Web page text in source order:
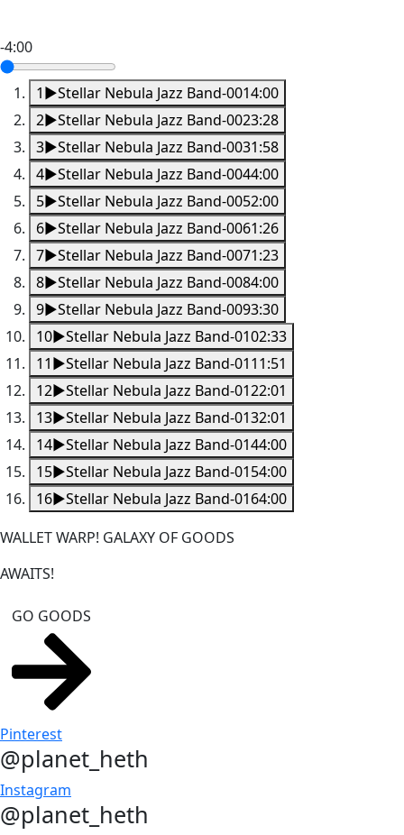
-4:00
1▶Stellar Nebula Jazz Band-0014:00
2▶Stellar Nebula Jazz Band-0023:28
3▶Stellar Nebula Jazz Band-0031:58
4▶Stellar Nebula Jazz Band-0044:00
5▶Stellar Nebula Jazz Band-0052:00
6▶Stellar Nebula Jazz Band-0061:26
7▶Stellar Nebula Jazz Band-0071:23
8▶Stellar Nebula Jazz Band-0084:00
9▶Stellar Nebula Jazz Band-0093:30
10▶Stellar Nebula Jazz Band-0102:33
11▶Stellar Nebula Jazz Band-0111:51
12▶Stellar Nebula Jazz Band-0122:01
13▶Stellar Nebula Jazz Band-0132:01
14▶Stellar Nebula Jazz Band-0144:00
15▶Stellar Nebula Jazz Band-0154:00
16▶Stellar Nebula Jazz Band-0164:00
WALLET WARP! GALAXY OF GOODS
AWAITS!
GO GOODS
Pinterest
@planet_heth
Instagram
@planet_heth